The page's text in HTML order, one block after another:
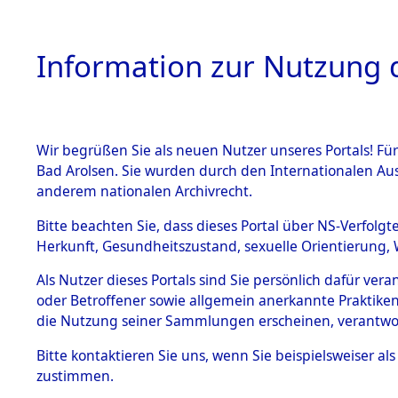
HOME
BESTÄNDE
Inhaftierungsdoku
mente
1.2.9 Beim ITS
verwahrte
1.2.9.1
Effekten aus
0001
Information zur Nutzung
Wir begrüßen Sie als neuen Nutzer unseres Portals!
Bad Arolsen. Sie wurden durch den Internationalen
anderem nationalen Archivrecht.
Bitte beachten Sie, dass dieses Portal über NS-
Herkunft, Gesundheitszustand, sexuelle
Als Nutzer dieses Portals sind Sie persönlich dafür
oder Betroffener sowie allgemein anerkannte
die Nutzung seiner Sammlungen erscheinen,
Bitte kontaktieren Sie uns, wenn Sie beispielsweiser
zustimmen.